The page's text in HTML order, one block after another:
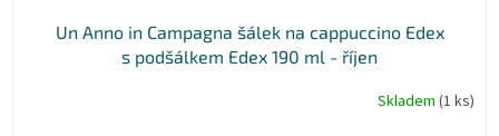
Un Anno in Campagna šálek na cappuccino Edex
s podšálkem Edex 190 ml - říjen
Skladem (1 ks)